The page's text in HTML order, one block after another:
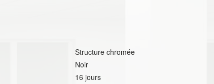
Structure chromée
Noir
16 jours